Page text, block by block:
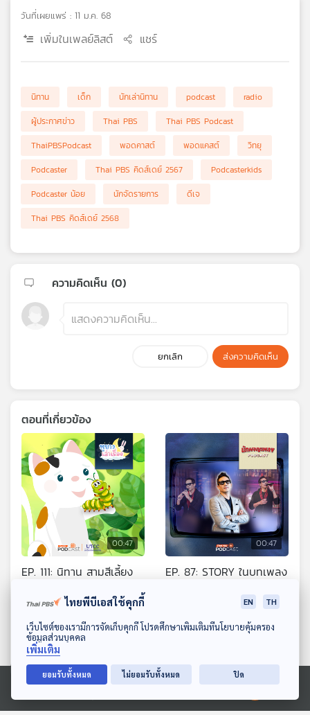
กับ
แผนที่
เครือ
ดาวน์โหลด Thai PBS Podcast Application
Ⓒ 2020 องค์การกระจายเสียงและแพร่ภาพสาธารณะแห่งประเทศไทย
วันที่เผยแพร่ : 11 ม.ค. 68
เพิ่มในเพลย์ลิสต์ แชร์
นิทาน เด็ก นักเล่านิทาน podcast
radio
ผู้ประกาศข่าว
Thai PBS
Thai PBS Podcast
ThaiPBSPodcast
พอดคาสต์ พอดแคสต์
วิทยุ
Podcaster
Thai PBS คิดส์เดย์ 2567
Podcasterkids
Podcaster น้อย
นักจัดรายการ
ดีเจ
Thai PBS คิดส์เดย์ 2568
ความคิดเห็น (0)
ยกเลิก ส่งความคิดเห็น
ตอนที่เกี่ยวข้อง
00:47
EP. 111: นิทาน สามสีเลี้ยง
หูยาวเล่าเรื่อง
00:47
EP. 87: STORY ในบทเพลง
นักผจญเพลง Podcast
ไทยพีบีเอสใช้คุกกี้ EN TH
เว็บไซต์ของเรามีการจัดเก็บคุกกี้ โปรดศึกษาเพิ่มเติมที่นโยบายคุ้มครอง
ข้อมูลส่วนบุคคล
เพิ่มเติม
ยอมรับทั้งหมด ไม่ยอมรับทั้งหมด ปิด